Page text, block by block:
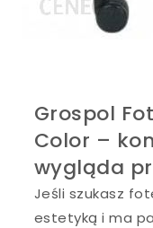
Grospol
Color –
wygląda
Jeśli szukasz
estetyką i ma